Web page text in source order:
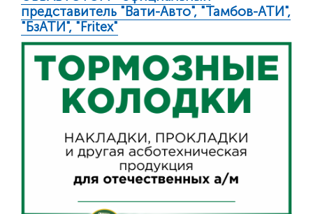
представитель "Вати-Авто", "Тамбов-АТИ",
"БзАТИ", "Fritex"